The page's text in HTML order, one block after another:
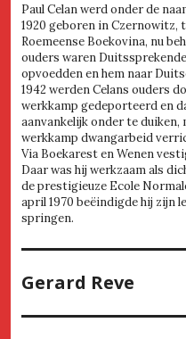
Paul Celan werd onder de
1920 geboren in
Roemeense Boekovina, nu
ouders waren
opvoedden en hem naar
1942 werden Celans ouders
werkkamp gedeporteerd en
aanvankelijk onder te duiken,
werkkamp dwangarbeid
Via Boekarest en Wenen
Daar was hij werkzaam als
de prestigieuze Ecole
april 1970 beëindigde hij zijn
springen.
Gerard Reve